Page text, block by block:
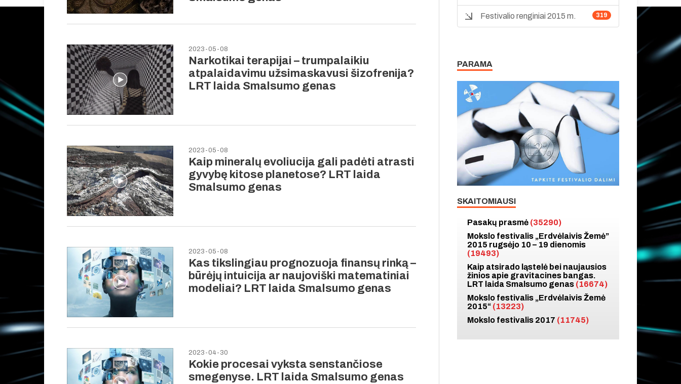
2023-05-08
Narkotikai terapijai – trumpalaikiu
atpalaidavimu užsimaskavusi šizofrenija?
LRT laida Smalsumo genas
2023-05-08
Kaip mineralų evoliucija gali padėti atrasti
gyvybę kitose planetose? LRT laida
Smalsumo genas
2023-05-08
Kas tikslingiau prognozuoja finansų rinką –
būrėjų intuicija ar naujoviški matematiniai
modeliai? LRT laida Smalsumo genas
2023-04-30
Kokie procesai vyksta senstančiose
smegenyse. LRT laida Smalsumo genas
319
Festivalio renginiai 2015 m.
PARAMA
SKAITOMIAUSI
Pasakų prasmė (35290)
Mokslo festivalis „Erdvėlaivis Žemė”
2015 rugsėjo 10 – 19 dienomis
(19493)
Kaip atsirado ląstelė bei naujausios
žinios apie gravitacines bangas.
LRT laida Smalsumo genas (16674)
Mokslo festivalis „Erdvėlaivis Žemė
2015“ (13223)
Mokslo festivalis 2017 (11745)